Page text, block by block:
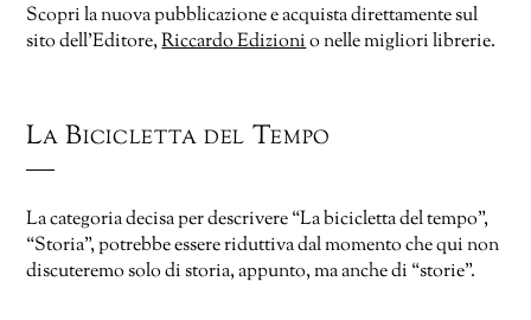
Scopri la nuova pubblicazione e acquista direttamente sul
sito dell’Editore,Riccardo Edizionio nelle migliori librerie.
La Bicicletta del Tempo
La categoria decisa per descrivere “La bicicletta del tempo”,
“Storia”, potrebbe essere riduttiva dal momento che qui non
discuteremo solo di storia, appunto, ma anche di “storie”.